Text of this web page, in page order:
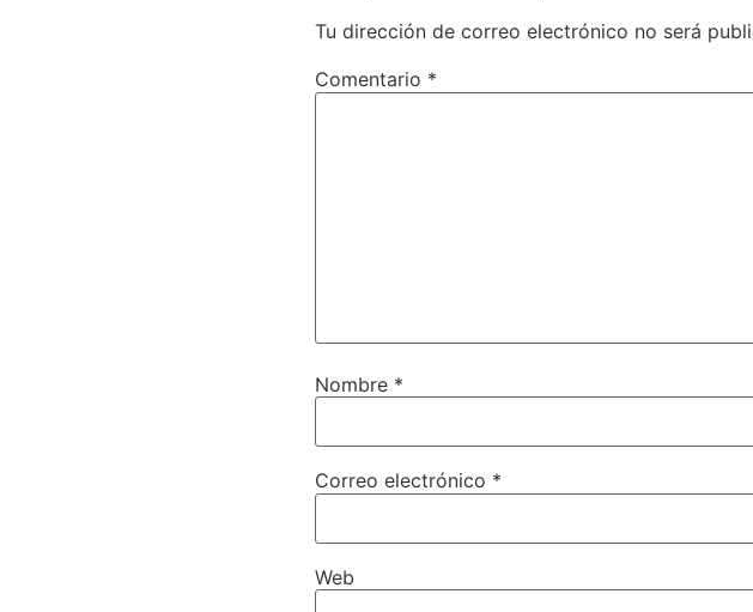
Tu dirección de correo electrónico no será
Comentario *
Nombre *
Correo electrónico *
Web